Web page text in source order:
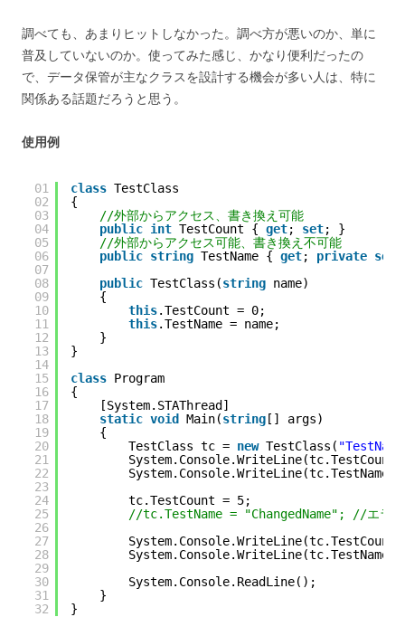
調べても、あまりヒットしなかった。調べ方が悪いのか、単に
普及していないのか。使ってみた感じ、かなり便利だったの
で、データ保管が主なクラスを設計する機会が多い人は、特に
関係ある話題だろうと思う。
使用例
01
02
03
04
05
06
07
08
09
10
11
12
13
14
15
16
17
18
19
20
21
22
23
24
25
26
27
28
29
30
31
32
class TestClass
{
//外部からアクセス、書き換え可能
public int TestCount { get; set; }
//外部からアクセス可能、書き換え不可能
public string TestName { get; private set
public TestClass(string name)
{
this.TestCount = 0;
this.TestName = name;
}
}
class Program
{
[System.STAThread]
static void Main(string [] args)
{
TestClass tc = new TestClass(
System.Console.WriteLine(tc.TestName);
tc.TestCount = 5;
//tc.TestName = "ChangedName"; //エラー
System.Console.WriteLine(tc.TestName);
System.Console.ReadLine();
}
}